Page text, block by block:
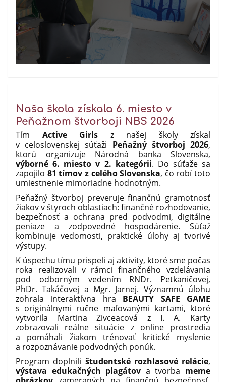
Naša škola získala 6. miesto v
Peňažnom štvorboji NBS 2026
Tím Active Girls z našej školy získal
v celoslovenskej súťaži Peňažný štvorboj 2026,
ktorú organizuje Národná banka Slovenska,
výborné 6. miesto v 2. kategórii. Do súťaže sa
zapojilo 81 tímov z celého Slovenska, čo robí toto
umiestnenie mimoriadne hodnotným.
Peňažný štvorboj preveruje finančnú gramotnosť
žiakov v štyroch oblastiach: finančné rozhodovanie,
bezpečnosť a ochrana pred podvodmi, digitálne
peniaze a zodpovedné hospodárenie. Súťaž
kombinuje vedomosti, praktické úlohy aj tvorivé
výstupy.
K úspechu tímu prispeli aj aktivity, ktoré sme počas
roka realizovali v rámci finančného vzdelávania
pod odborným vedením RNDr. Petkaničovej,
PhDr. Takáčovej a Mgr. Jarnej. Významnú úlohu
zohrala interaktívna hra BEAUTY SAFE GAME
s originálnymi ručne maľovanými kartami, ktoré
vytvorila Martina Zivceacová z I. A. Karty
zobrazovali reálne situácie z online prostredia
a pomáhali žiakom trénovať kritické myslenie
a rozpoznávanie podvodných ponúk.
Program doplnili študentské rozhlasové relácie,
výstava edukačných plagátov a tvorba meme